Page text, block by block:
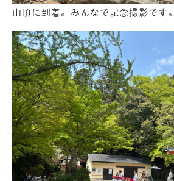
山頂に到着。みんなで記念撮影です。